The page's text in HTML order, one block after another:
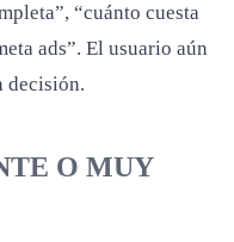
“cuánto cuesta
ads”. El usuario aún
decisión.
O MUY